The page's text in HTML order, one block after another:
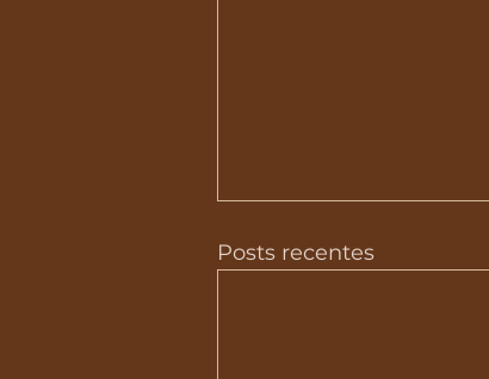
Posts recentes